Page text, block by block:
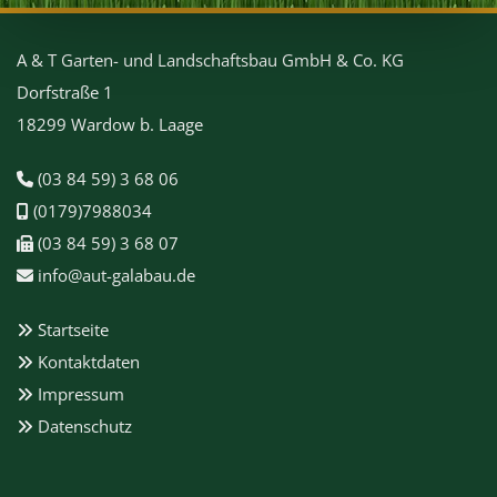
A & T Garten- und Landschaftsbau GmbH & Co. KG
Dorfstraße 1
18299 Wardow b. Laage
 (03 84 59) 3 68 06
 (0179)7988034
 (03 84 59) 3 68 07
 info@aut-galabau.de
 Startseite
 Kontaktdaten
 Impressum
 Datenschutz